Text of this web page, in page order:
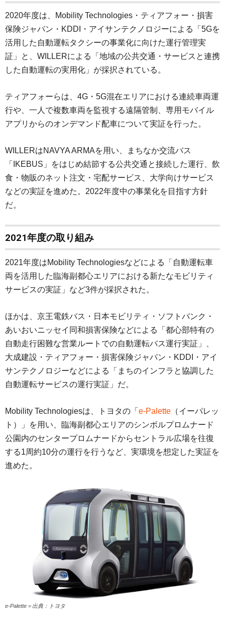
2020年度は、Mobility Technologies・ティアフォー・損害
保険ジャパン・KDDI・アイサンテクノロジーによる「5Gを
活用した自動運転タクシーの事業化に向けた運行管理実
証」と、WILLERによる「地域の公共交通・サービスと連携
した自動運転の実用化」が採択されている。
ティアフォーらは、4G・5G混在エリアにおける連続車両運
行や、一人で複数車両を監視する遠隔管制、専用モバイル
アプリからのオンデマンド配車について実証を行った。
WILLERはNAVYA ARMAを用い、まちなか交流バス
「IKEBUS」をはじめ結節する公共交通と接続した運行、飲
食・物販のネット注文・宅配サービス、大学向けサービス
などの実証を進めた。2022年度中の事業化を目指す方針
だ。
2021年度の取り組み
2021年度はMobility Technologiesなどによる「自動運転車
両を活用した臨海副都心エリアにおける新たなモビリティ
サービスの実証」など3件が採択された。
ほかは、京王電鉄バス・日本モビリティ・ソフトバンク・
あいおいニッセイ同和損害保険などによる「都心部特有の
自動走行困難な営業ルートでの自動運転バス運行実証」、
大成建設・ティアフォー・損害保険ジャパン・KDDI・アイ
サンテクノロジーなどによる「まちのインフラと協調した
自動運転サービスの運行実証」だ。
Mobility Technologiesは、トヨタの「 e-Palette （イーパレッ
ト）」を用い、臨海副都心エリアのシンボルプロムナード
公園内のセンタープロムナードからセントラル広場を往復
する1周約10分の運行を行うなど、実環境を想定した実証を
進めた。
e-Palette＝出典：トヨタ